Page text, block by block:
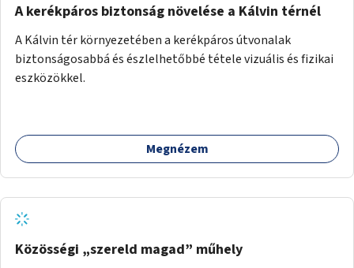
A kerékpáros biztonság növelése a Kálvin térnél
A Kálvin tér környezetében a kerékpáros útvonalak
biztonságosabbá és észlelhetőbbé tétele vizuális és fizikai
eszközökkel.
Megnézem
Közösségi „szereld magad” műhely